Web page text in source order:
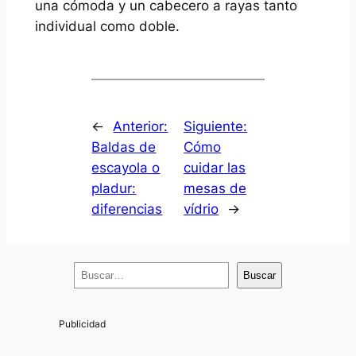
una cómoda y un cabecero a rayas tanto
individual como doble.
←
Anterior:
Baldas de
escayola o
pladur:
diferencias
Siguiente:
Cómo
cuidar las
mesas de
vídrio
→
u
Buscar